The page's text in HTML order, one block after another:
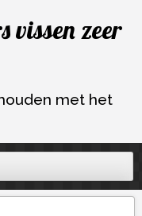
vissen zeer
met het